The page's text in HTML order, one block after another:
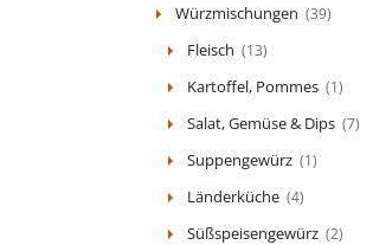
Würzmischungen (39)
Fleisch (13)
Kartoffel, Pommes (1)
Salat, Gemüse & Dips (7)
Suppengewürz (1)
Länderküche (4)
Süßspeisengewürz (2)